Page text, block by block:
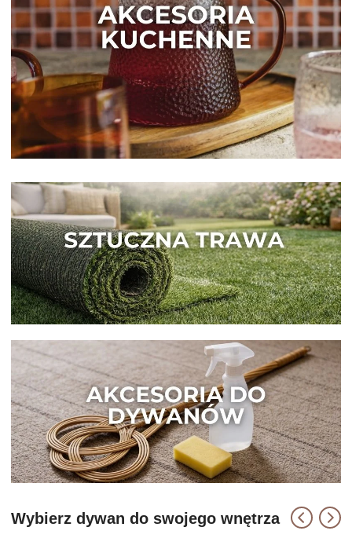
Wybierz dywan do swojego wnętrza